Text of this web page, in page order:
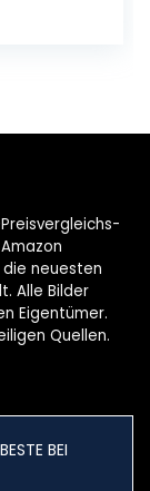
mm
neuesten
Alle Bilder
Eigentümer.
Quellen.
BEI